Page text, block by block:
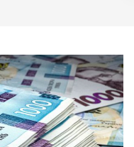
г
о
р
е
ж
и
м
у